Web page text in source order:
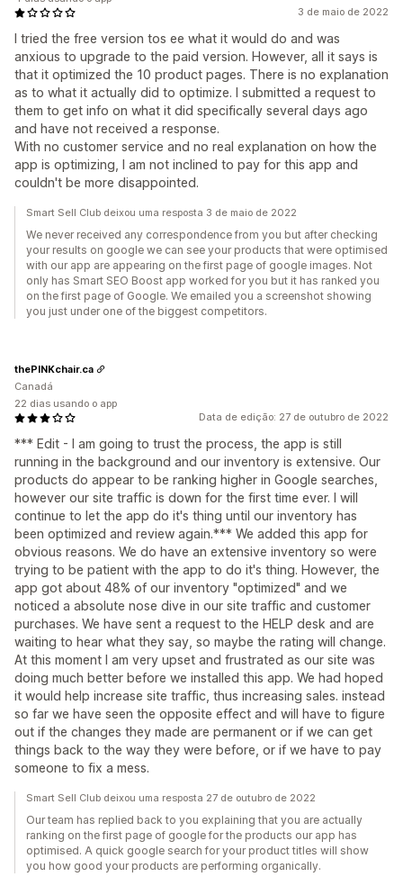
3 de maio de 2022
I tried the free version tos ee what it would do and was
anxious to upgrade to the paid version. However, all it says is
that it optimized the 10 product pages. There is no explanation
as to what it actually did to optimize. I submitted a request to
them to get info on what it did specifically several days ago
and have not received a response.
With no customer service and no real explanation on how the
app is optimizing, I am not inclined to pay for this app and
couldn't be more disappointed.
Smart Sell Club deixou uma resposta 3 de maio de 2022
We never received any correspondence from you but after checking
your results on google we can see your products that were optimised
with our app are appearing on the first page of google images. Not
only has Smart SEO Boost app worked for you but it has ranked you
on the first page of Google. We emailed you a screenshot showing
you just under one of the biggest competitors.
Data de edição: 27 de outubro de 2022
*** Edit - I am going to trust the process, the app is still
running in the background and our inventory is extensive. Our
products do appear to be ranking higher in Google searches,
however our site traffic is down for the first time ever. I will
continue to let the app do it's thing until our inventory has
been optimized and review again.*** We added this app for
obvious reasons. We do have an extensive inventory so were
trying to be patient with the app to do it's thing. However, the
app got about 48% of our inventory "optimized" and we
noticed a absolute nose dive in our site traffic and customer
purchases. We have sent a request to the HELP desk and are
waiting to hear what they say, so maybe the rating will change.
At this moment I am very upset and frustrated as our site was
doing much better before we installed this app. We had hoped
it would help increase site traffic, thus increasing sales. instead
so far we have seen the opposite effect and will have to figure
out if the changes they made are permanent or if we can get
things back to the way they were before, or if we have to pay
someone to fix a mess.
thePINKchair.ca
Canadá
22 dias usando o app
Smart Sell Club deixou uma resposta 27 de outubro de 2022
Our team has replied back to you explaining that you are actually
ranking on the first page of google for the products our app has
optimised. A quick google search for your product titles will show
you how good your products are performing organically.